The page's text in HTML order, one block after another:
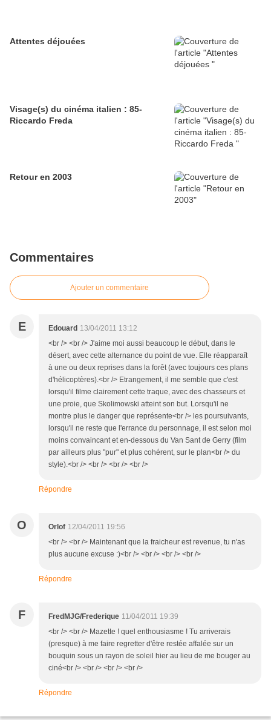
Attentes déjouées
Visage(s) du cinéma italien : 85-
Riccardo Freda
Retour en 2003
Commentaires
Ajouter un commentaire
E Edouard 13/04/2011 13:12
<br /> <br /> J'aime moi aussi beaucoup le début, dans le
désert, avec cette alternance du point de vue. Elle réapparaît
à une ou deux reprises dans la forêt (avec toujours ces plans
d'hélicoptères).<br /> Etrangement, il me semble que c'est
lorsqu'il filme clairement cette traque, avec des chasseurs et
une proie, que Skolimowski atteint son but. Lorsqu'il ne
montre plus le danger que représente<br /> les poursuivants,
lorsqu'il ne reste que l'errance du personnage, il est selon moi
moins convaincant et en-dessous du Van Sant de Gerry (film
par ailleurs plus "pur" et plus cohérent, sur le plan<br /> du
style).<br /> <br /> <br /> <br />
Répondre
O Orlof 12/04/2011 19:56
<br /> <br /> Maintenant que la fraicheur est revenue, tu n'as
plus aucune excuse :)<br /> <br /> <br /> <br />
Répondre
F FredMJG/Frederique 11/04/2011 19:39
<br /> <br /> Mazette ! quel enthousiasme ! Tu arriverais
(presque) à me faire regretter d'être restée affalée sur un
bouquin sous un rayon de soleil hier au lieu de me bouger au
ciné<br /> <br /> <br /> <br />
Répondre